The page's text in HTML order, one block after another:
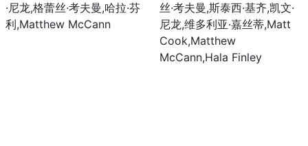
·尼龙,格蕾丝·考夫曼,哈拉·芬
利,Matthew McCann
丝·考夫曼,斯泰西·基齐,凯文·
尼龙,维多利亚·嘉丝蒂,Matt
Cook,Matthew
McCann,Hala Finley